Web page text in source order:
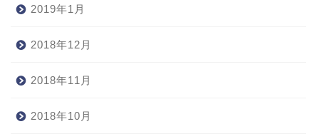
2019年1月
2018年12月
2018年11月
2018年10月